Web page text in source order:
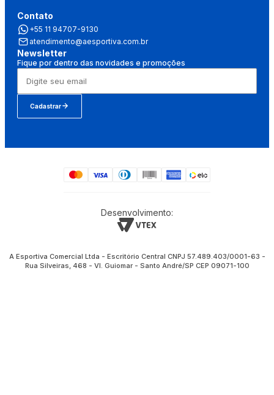
Contato
+55 11 94707-9130
atendimento@aesportiva.com.br
Newsletter
Fique por dentro das novidades e promoções
Cadastrar
Desenvolvimento:
A Esportiva Comercial Ltda - Escritório Central CNPJ 57.489.403/0001-63 -
Rua Silveiras, 468 - Vl. Guiomar - Santo André/SP CEP 09071-100